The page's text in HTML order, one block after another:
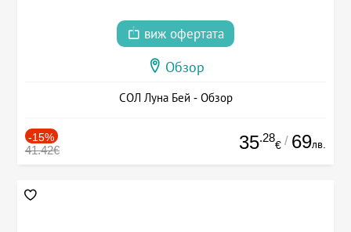
виж офертата
Обзор
СОЛ Луна Бей - Обзор
-15%
41.42€ 35.28
€ / 69лв.